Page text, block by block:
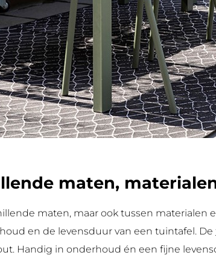
maten,
maten, maar ook tussen materialen
en de levensduur van een tuintafel. De
Handig in onderhoud én een fijne